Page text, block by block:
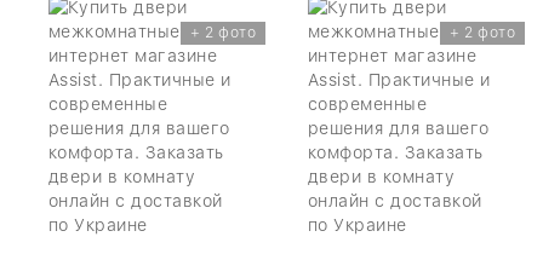
+ 2 фото + 2 фото